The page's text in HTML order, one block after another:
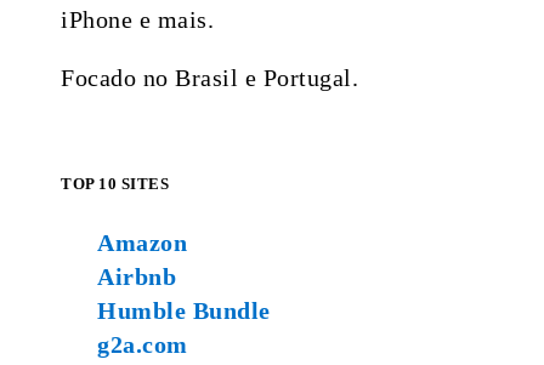
iPhone e mais.
Focado no Brasil e Portugal.
TOP 10 SITES
Amazon
Airbnb
Humble Bundle
g2a.com